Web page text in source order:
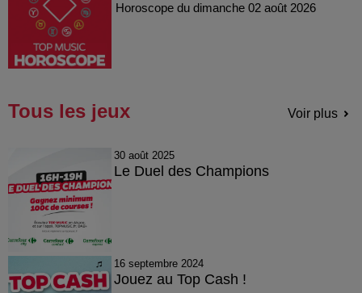
Horoscope du dimanche 02 août 2026
Tous les jeux Voir plus
30 août 2025
Le Duel des Champions
16 septembre 2024
Jouez au Top Cash !